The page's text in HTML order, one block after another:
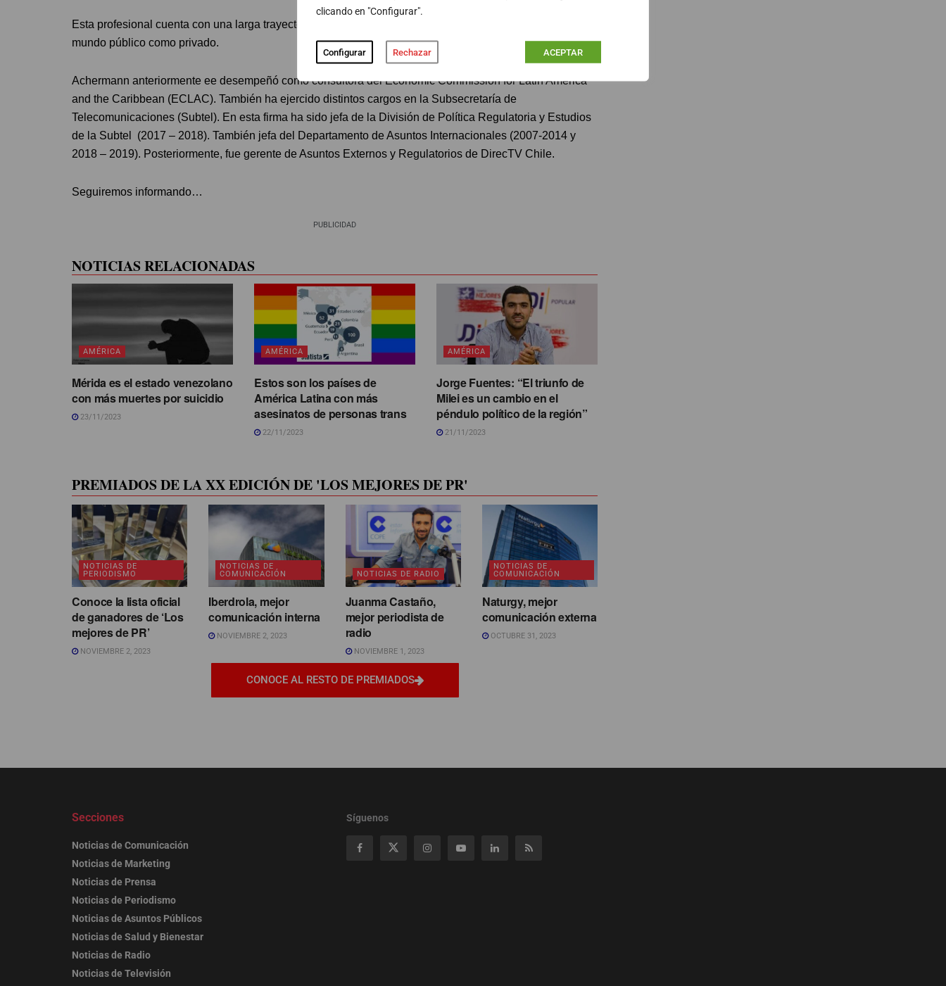
clicando en "Configurar".
Configurar Rechazar ACEPTAR
Esta profesional cuenta con una larga trayectoria en el sector de las telecomunicaciones. Ello tanto en el
mundo público como privado.
Achermann anteriormente ee desempeñó como consultora del Economic Commission for Latin America
and the Caribbean (ECLAC). También ha ejercido distintos cargos en la Subsecretaría de
Telecomunicaciones (Subtel). En esta firma ha sido jefa de la División de Política Regulatoria y Estudios
de la Subtel (2017 – 2018). También jefa del Departamento de Asuntos Internacionales (2007-2014 y
2018 – 2019). Posteriormente, fue gerente de Asuntos Externos y Regulatorios de DirecTV Chile.
Seguiremos informando…
PUBLICIDAD
NOTICIAS RELACIONADAS
AMÉRICA
Mérida es el estado venezolano
con más muertes por suicidio
23/11/2023
AMÉRICA
Estos son los países de
América Latina con más
asesinatos de personas trans
22/11/2023
AMÉRICA
Jorge Fuentes: “El triunfo de
Milei es un cambio en el
péndulo político de la región”
21/11/2023
PREMIADOS DE LA XX EDICIÓN DE 'LOS MEJORES DE PR'
NOTICIAS DE
PERIODISMO
Conoce la lista oficial
de ganadores de ‘Los
mejores de PR’
NOVIEMBRE 2, 2023
NOTICIAS DE
COMUNICACIÓN
Iberdrola, mejor
comunicación interna
NOVIEMBRE 2, 2023
NOTICIAS DE RADIO
Juanma Castaño,
mejor periodista de
radio
NOVIEMBRE 1, 2023
NOTICIAS DE
COMUNICACIÓN
Naturgy, mejor
comunicación externa
OCTUBRE 31, 2023
CONOCE AL RESTO DE PREMIADOS
Secciones
Noticias de Comunicación
Noticias de Marketing
Noticias de Prensa
Noticias de Periodismo
Noticias de Asuntos Públicos
Noticias de Salud y Bienestar
Noticias de Radio
Noticias de Televisión
Síguenos